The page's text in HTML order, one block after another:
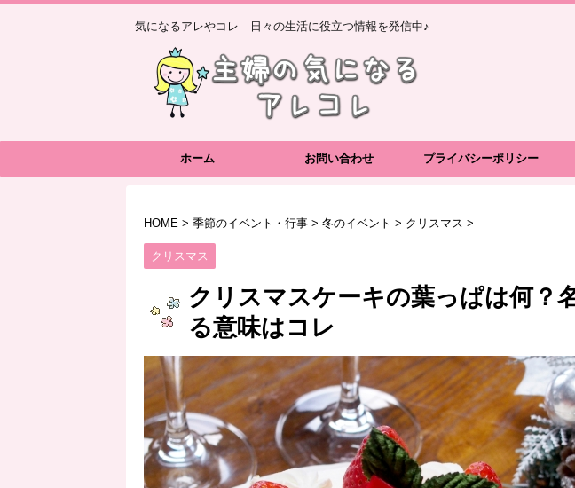
気になるアレやコレ 日々の生活に役立つ情報を発信中♪
ホーム お問い合わせ プライバシーポリシー
HOME > 季節のイベント・行事 > 冬のイベント > クリスマス >
クリスマス
クリスマスケーキの葉っぱは何？
る意味はコレ